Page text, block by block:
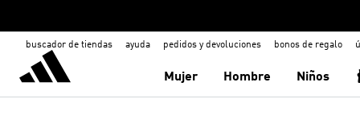
buscador de tiendas ayuda pedidos y devoluciones bonos de regalo
Mujer Hombre Niños